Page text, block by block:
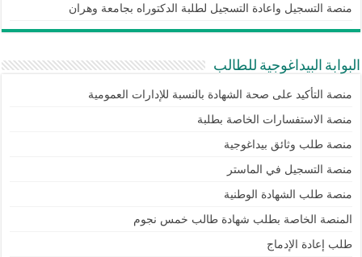
منصة التسجيل واعادة التسجيل لطلبة الدكتوراه بجامعة وهران
البوابة البيداغوجية للطالب
منصة التأكيد على صحة الشهادة بالنسبة للإدارات العمومية
منصة الاستفسارات الخاصة بطلبة
منصة طلب وثائق بيداغوجية
منصة التسجيل في الماستر
منصة طلب الشهادة الوطنية
المنصة الخاصة بطلب شهادة طالب خمس نجوم
طلب إعادة الإدماج